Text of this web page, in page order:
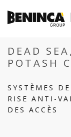
DEAD
POTASH
SYSTÈMES
RISE ANTI-
DES ACCÈS